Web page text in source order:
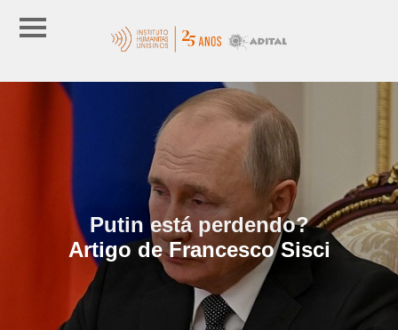
Putin está perdendo?
Artigo de Francesco Sisci